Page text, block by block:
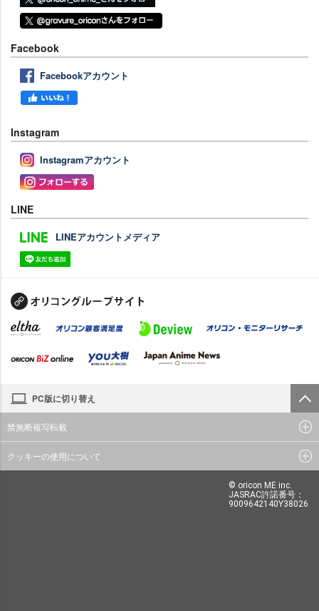
Facebook
Facebookアカウント
Instagram
Instagramアカウント
LINE
LINEアカウントメディア
PC版に切り替え
禁無断複写転載
クッキーの使用について
© oricon ME inc.
JASRAC許諾番号：
9009642140Y38026